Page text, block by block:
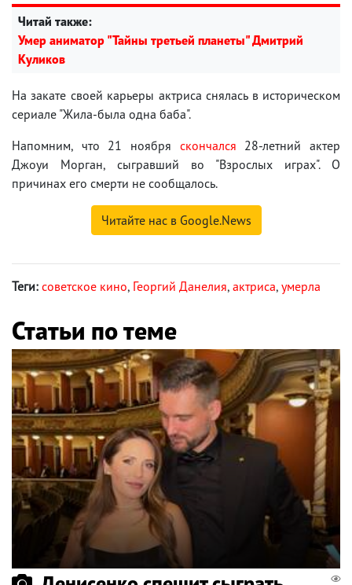
Читай также:
Умер аниматор "Тайны третьей планеты" Дмитрий
Куликов
На закате своей карьеры актриса снялась в историческом
сериале "Жила-была одна баба".
Напомним, что 21 ноября скончался 28-летний актер
Джоуи Морган, сыгравший во "Взрослых играх". О
причинах его смерти не сообщалось.
Читайте нас в Google.News
Теги: советское кино, Георгий Данелия, актриса, умерла
Статьи по теме